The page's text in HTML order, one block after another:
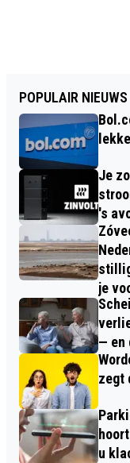
POPULAIR NIEUWS
Je
's
je
— en
zegt
u